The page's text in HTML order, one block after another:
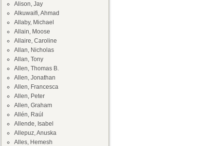
Alison, Jay
Alkuwaifi, Ahmad
Allaby, Michael
Allain, Moose
Allaire, Caroline
Allan, Nicholas
Allan, Tony
Allen, Thomas B.
Allen, Jonathan
Allen, Francesca
Allen, Peter
Allen, Graham
Allén, Raúl
Allende, Isabel
Allepuz, Anuska
Alles, Hemesh